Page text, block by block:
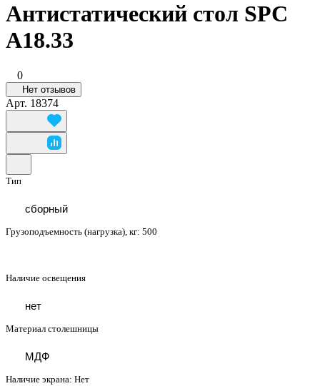
Антистатический стол SPC
A18.33
0
Нет отзывов
Арт. 18374
Тип
сборный
Грузоподъемность (нагрузка), кг: 500
Наличие освещения
нет
Материал столешницы
МДФ
Наличие экрана: Нет